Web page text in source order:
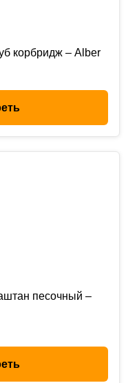
корбридж – Alber
песочный –